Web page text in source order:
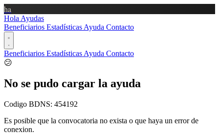
ha
Hola Ayudas
Beneficiarios Estadísticas Ayuda Contacto
Beneficiarios Estadísticas Ayuda Contacto
😕
No se pudo cargar la ayuda
Codigo BDNS: 454192
Es posible que la convocatoria no exista o que haya un error de
conexion.